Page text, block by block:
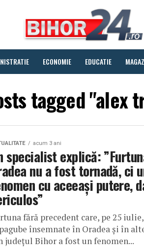
ECONOMIE EDUCATIE
tagged "alex
acum 3 ani
specialist explică:
nu a fost tornadă, ci
cu aceeaşi putere,
fără precedent care, pe 25
însemnate în Oradea şi în
judeţul Bihor a fost un fenomen...